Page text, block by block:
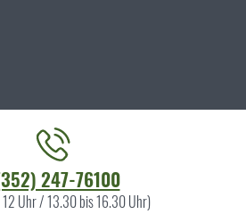
247-76100
Uhr / 13.30 bis 16.30 Uhr)